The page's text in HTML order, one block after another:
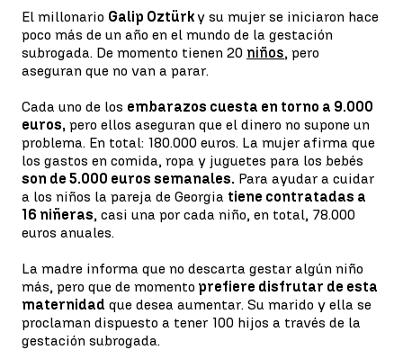
El millonario Galip Oztürky su mujer se iniciaron hace
poco más de un año en el mundo de la gestación
subrogada. De momento tienen 20 niños, pero
aseguran que no van a parar.
Cada uno de los embarazos cuesta en torno a 9.000
euros, pero ellos aseguran que el dinero no supone un
problema. En total: 180.000 euros. La mujer afirma que
los gastos en comida, ropa y juguetes para los bebés
son de 5.000 euros semanales. Para ayudar a cuidar
a los niños la pareja de Georgia tiene contratadas a
16 niñeras, casi una por cada niño, en total, 78.000
euros anuales.
La madre informa que no descarta gestar algún niño
más, pero que de momento prefiere disfrutar de esta
maternidad que desea aumentar. Su marido y ella se
proclaman dispuesto a tener 100 hijos a través de la
gestación subrogada.